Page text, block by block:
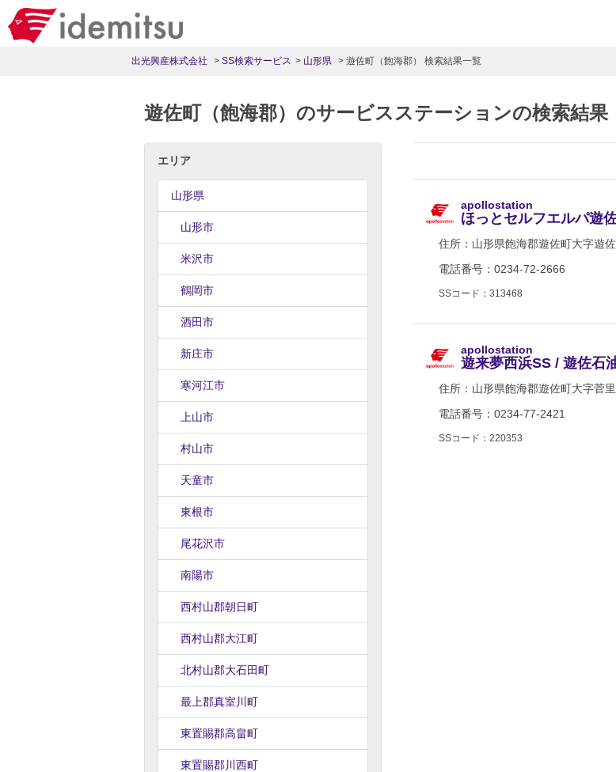
出光興産株式会社 SS検索サービス 山形県 遊佐町（飽海郡） 検索結果一覧
遊佐町（飽海郡）のサービスステーションの検索結果
エリア
山形県
山形市
米沢市
鶴岡市
酒田市
新庄市
寒河江市
上山市
村山市
天童市
東根市
尾花沢市
南陽市
西村山郡朝日町
西村山郡大江町
北村山郡大石田町
最上郡真室川町
東置賜郡高畠町
東置賜郡川西町
apollostation
ほっとセルフエルパ遊
住所： 山形県飽海郡遊佐町大字遊
電話番号：0234-72-2666
SSコード：313468
apollostation
遊来夢西浜SS / 遊佐石
住所： 山形県飽海郡遊佐町大字菅
電話番号：0234-77-2421
SSコード：220353